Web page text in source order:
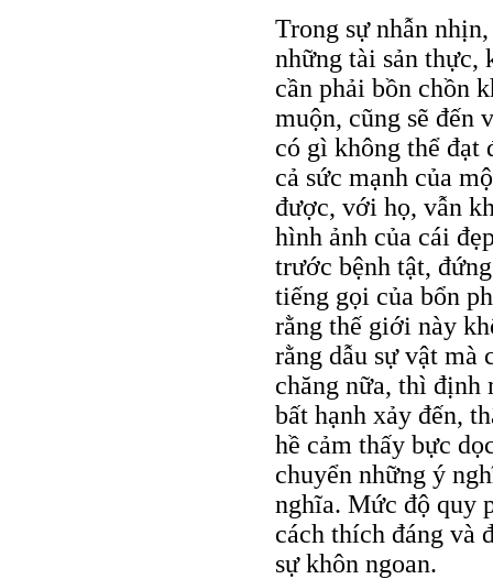
Trong sự nhẫn
những tài sản thực,
cần phải bồn chồn
muộn, cũng sẽ
có gì không thể đạt
cả sức mạnh của
được, với họ, vẫn
hình ảnh của cái
trước bệnh tật,
tiếng gọi của bổn
rằng thế giới này
rằng dẫu sự vật mà
chăng nữa, thì định
bất hạnh xảy đến,
hề cảm thấy bực
chuyển những ý
nghĩa. Mức độ quy
cách thích đáng và
sự khôn ngoan.